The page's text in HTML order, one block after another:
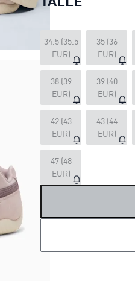
34.5 (35.5
EUR)
35 (36
EUR)
38 (39
EUR)
39 (40
EUR)
42 (43
EUR)
43 (44
EUR)
47 (48
EUR)